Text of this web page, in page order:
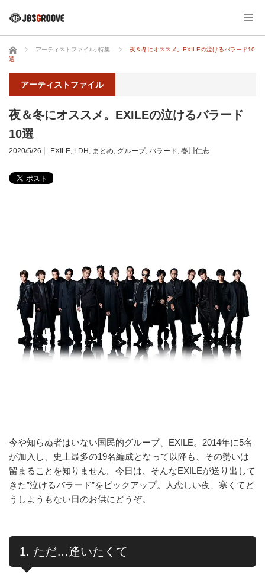
ホーム アーティストファイル 特集
夜＆冬にオススメ。EXILEの泣けるバラード10
選
アーティストファイル
夜＆冬にオススメ。EXILEの泣けるバラード
10選
2020/5/26 EXILE, LDH , まとめ, グループ, バラード, 春川仁志
今や知らぬ者はいない国民的グループ、EXILE。2014年に5名
が加入し、史上最多の19名編成となって以降も、その勢いは
留まることを知りません。今日は、そんなEXILEが送り出して
きた”泣けるバラード”をピックアップ。人恋しい夜、寒くてど
うしようもない日のお供にどうぞ。
1. ただ…逢いたくて